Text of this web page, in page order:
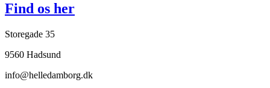
Find os her
Storegade 35
9560 Hadsund
info@helledamborg.dk